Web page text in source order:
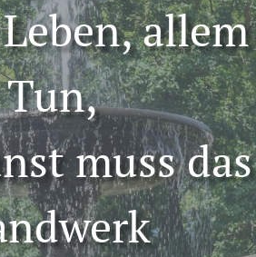
allem
Tun,
muss das